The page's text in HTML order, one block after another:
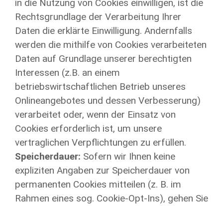
in die Nutzung von Cookies einwilligen, ist die
Rechtsgrundlage der Verarbeitung Ihrer
Daten die erklärte Einwilligung. Andernfalls
werden die mithilfe von Cookies verarbeiteten
Daten auf Grundlage unserer berechtigten
Interessen (z.B. an einem
betriebswirtschaftlichen Betrieb unseres
Onlineangebotes und dessen Verbesserung)
verarbeitet oder, wenn der Einsatz von
Cookies erforderlich ist, um unsere
vertraglichen Verpflichtungen zu erfüllen.
Speicherdauer: Sofern wir Ihnen keine
expliziten Angaben zur Speicherdauer von
permanenten Cookies mitteilen (z. B. im
Rahmen eines sog. Cookie-Opt-Ins), gehen Sie